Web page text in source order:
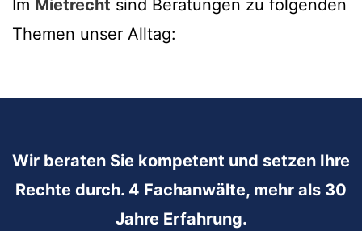
Im Mietrecht sind Beratungen zu folgenden
Themen unser Alltag:
Wir beraten Sie kompetent und setzen Ihre
Rechte durch. 4 Fachanwälte, mehr als 30
Jahre Erfahrung.